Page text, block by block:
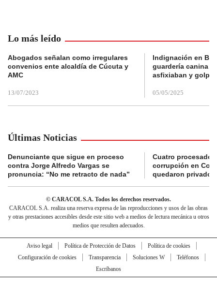
Lo más leído
Abogados señalan como irregulares
convenios ente alcaldía de Cúcuta y
AMC
13/07/2023
Indignación en
guardería canina
asfixiaban y
05/05/2025
Últimas Noticias
Denunciante que sigue en proceso
contra Jorge Alfredo Vargas se
pronuncia: “No me retracto de nada”
Cuatro
corrupción en
quedaron
© CARACOL S.A. Todos los derechos reservados.
CARACOL S.A. realiza una reserva expresa de las reproducciones y usos de las obras
y otras prestaciones accesibles desde este sitio web a medios de lectura mecánica u otros
medios que resulten adecuados.
Aviso legal Política de Protección de Datos
Política de cookies
Configuración de cookies
Transparencia Soluciones W
Teléfonos
Escríbanos